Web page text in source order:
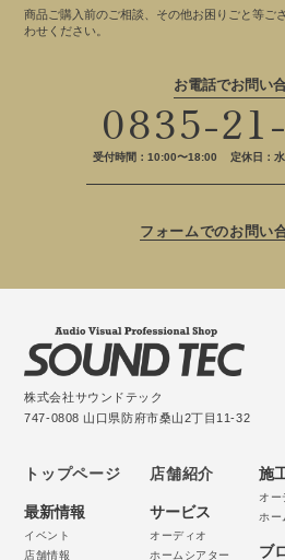
商品ご購入前のご相談、その他お困りごと等ご
わせください。
お電話でお問い
0835-
受付時間：10:00〜18:00 定休日：
フォームでのお問い
株式会社サウンドテック
747-0808 山口県防府市桑山2丁目11-32
トップページ
最新情報
イベント
店舗情報
店舗紹介
サービス
オーディオ
ホームシアター
施
オー
ホー
ブ